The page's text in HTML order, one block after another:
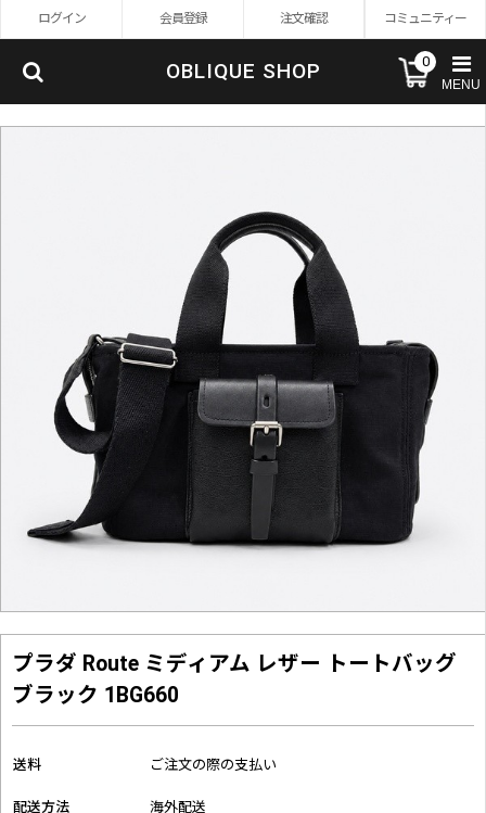
ログイン 会員登録 注文確認 コミュニティー
OBLIQUE SHOP 0
MENU
プラダ Route ミディアム レザー トートバッグ
ブラック 1BG660
送料 ご注文の際の支払い
配送方法 海外配送